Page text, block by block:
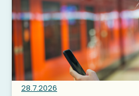
28.7.2026